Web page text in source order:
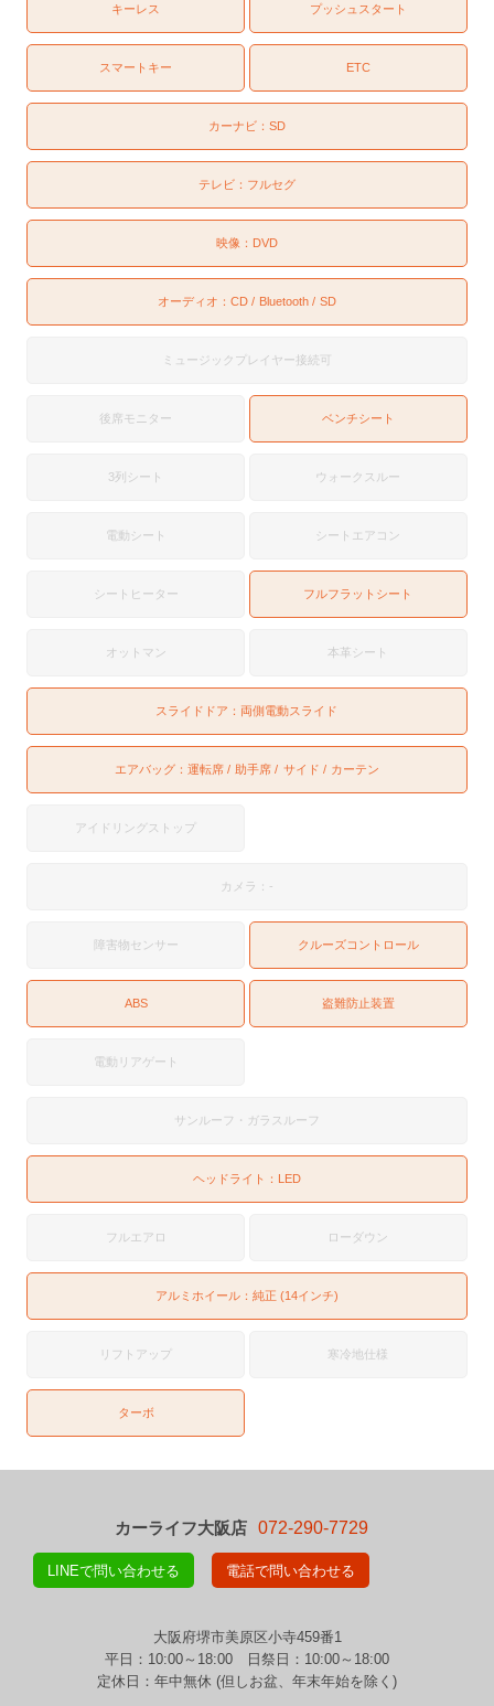
キーレス プッシュスタート
スマートキー ETC
カーナビ： SD
テレビ： フルセグ
映像： DVD
オーディオ： CD Bluetooth SD
ミュージックプレイヤー接続可
後席モニター ベンチシート
3列シート ウォークスルー
電動シート シートエアコン
シートヒーター フルフラットシート
オットマン 本革シート
スライドドア： 両側電動スライド
エアバッグ： 運転席 助手席 サイド カーテン
アイドリングストップ
カメラ：-
障害物センサー クルーズコントロール
ABS 盗難防止装置
電動リアゲート
サンルーフ・ガラスルーフ
ヘッドライト： LED
フルエアロ ローダウン
アルミホイール：純正 (14インチ)
リフトアップ 寒冷地仕様
ターボ
カーライフ大阪店 072-290-7729
LINEで問い合わせる 電話で問い合わせる
大阪府堺市美原区小寺459番1
平日：10:00～18:00 日祭日：10:00～18:00
定休日：年中無休 (但しお盆、年末年始を除く)